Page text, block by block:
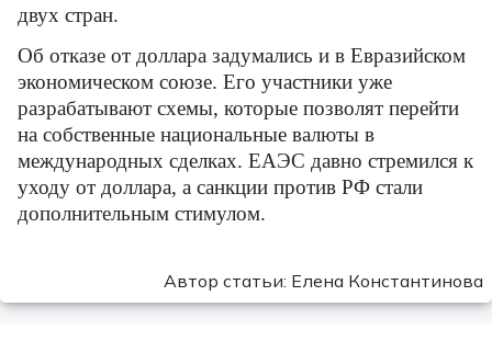
двух стран.
Об отказе от доллара задумались и в Евразийском
экономическом союзе. Его участники уже
разрабатывают схемы, которые позволят перейти
на собственные национальные валюты в
международных сделках. ЕАЭС давно стремился к
уходу от доллара, а санкции против РФ стали
дополнительным стимулом.
Автор статьи: Елена Константинова